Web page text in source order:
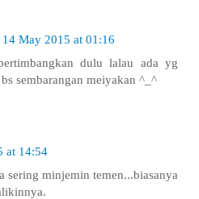
14 May 2015 at 01:16
dulu lalau ada yg
sembarangan meiyakan ^_^
at 14:54
sering minjemin temen...biasanya